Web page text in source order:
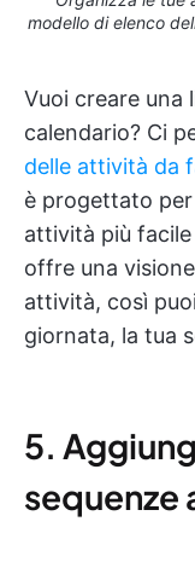
modello di elenco
Vuoi creare una
calendario? Ci
delle attività da
è progettato
attività più
offre una
attività, così
giornata, la tua
5.
sequenze